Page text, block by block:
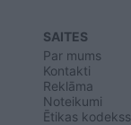
SAITES
Par mums
Kontakti
Reklāma
Noteikumi
Ētikas kodekss